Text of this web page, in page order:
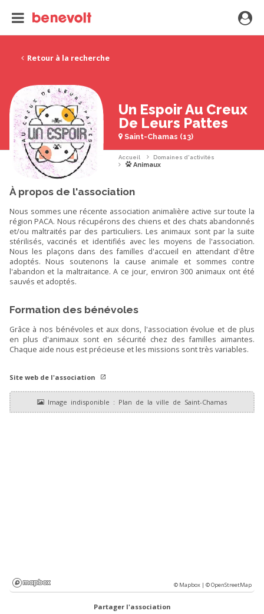
Retour à la recherche
Un Espoir Au Creux
De Leurs Pattes
Saint-Chamas (13)
Accueil Domaines d'activités
Animaux
À propos de l'association
Nous sommes une récente association animalière active sur toute la
région PACA. Nous récupérons des chiens et des chats abandonnés
et/ou maltraités par des particuliers. Les animaux sont par la suite
stérilisés, vaccinés et identifiés avec les moyens de l'association.
Nous les plaçons dans des familles d'accueil en attendant d'être
adoptés. Nous soutenons la cause animale et sommes contre
l'abandon et la maltraitance. A ce jour, environ 300 animaux ont été
sauvés et adoptés.
Formation des bénévoles
Grâce à nos bénévoles et aux dons, l'association évolue et de plus
en plus d'animaux sont en sécurité chez des familles aimantes.
Chaque aide nous est précieuse et les missions sont très variables.
Site web de l'association
© Mapbox |© OpenStreetMap
Partager l'association